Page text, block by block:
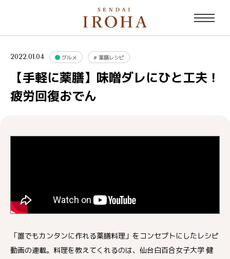
2022.01.04 グルメ # 薬膳レシピ
【手軽に薬膳】味噌ダレにひと工夫！
疲労回復おでん
「誰でもカンタンに作れる薬膳料理」をコンセプトにしたレシピ
動画の連載。料理を教えてくれるのは、仙台白百合女子大学 健